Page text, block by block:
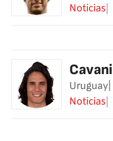
Noticias
Cavani
Uruguay
Noticias